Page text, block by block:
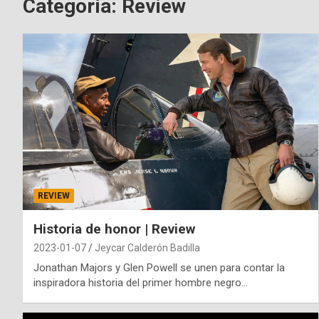
Categoría: Review
REVIEW
Historia de honor | Review
2023-01-07 Jeycar Calderón Badilla
Jonathan Majors y Glen Powell se unen para contar la
inspiradora historia del primer hombre negro…